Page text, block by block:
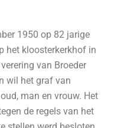
1950 op 82 jarige
het kloosterkerkhof in
van Broeder
wil het graf van
man en vrouw. Het
de regels van het